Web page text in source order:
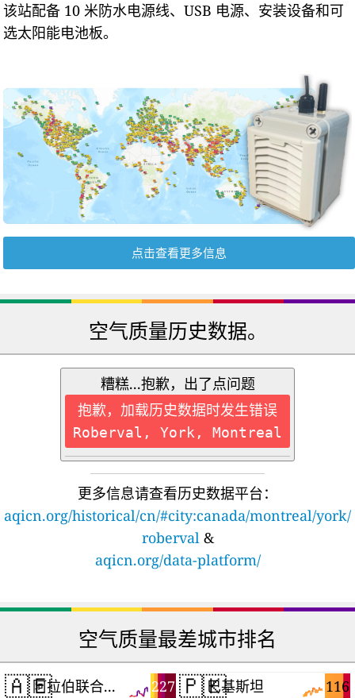
该站配备 10 米防水电源线、USB 电源、安装设备和可
选太阳能电池板。
点击查看更多信息
空气质量历史数据。
糟糕...抱歉，出了点问题
抱歉，加载历史数据时发生错误
Roberval, York, Montreal
更多信息请查看历史数据平台：
aqicn.org/historical/cn/#city:canada/montreal/york/
roberval &
aqicn.org/data-platform/
空气质量最差城市排名
🇦🇪 227
阿拉伯联合酋长国 🇵🇰 116
巴基斯坦